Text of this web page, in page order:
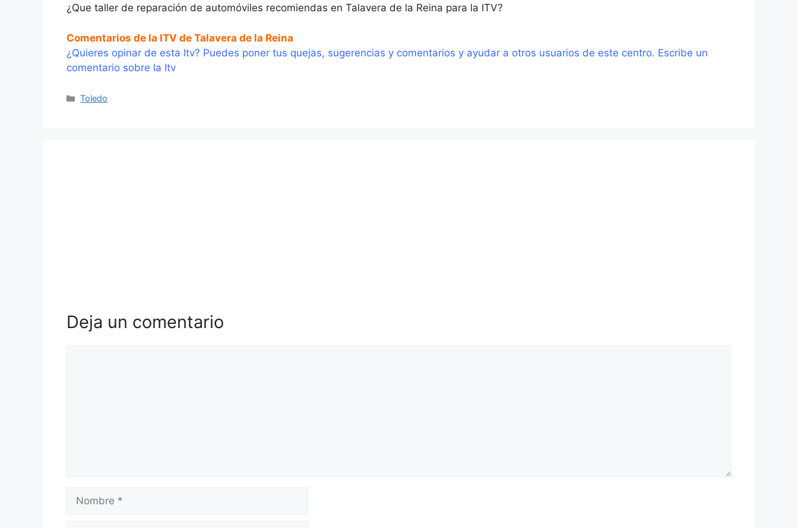
¿Que taller de reparación de automóviles recomiendas en Talavera de la Reina para la ITV?
Comentarios de la ITV de Talavera de la Reina
¿Quieres opinar de esta Itv? Puedes poner tus quejas, sugerencias y comentarios y ayudar a otros usuarios de este centro. Escribe un
comentario sobre la Itv
Categorías
Toledo
Deja un comentario
Nombre